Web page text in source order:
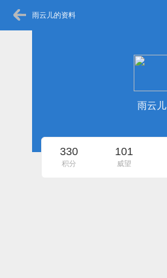
雨云儿的资料
雨云儿
330
积分
101
威望